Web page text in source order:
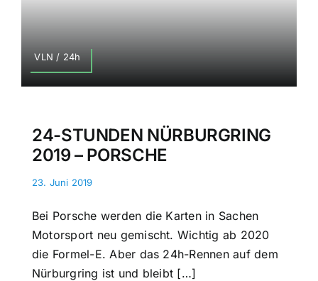
VLN / 24h
24-STUNDEN NÜRBURGRING
2019 – PORSCHE
23. Juni 2019
Bei Porsche werden die Karten in Sachen
Motorsport neu gemischt. Wichtig ab 2020
die Formel-E. Aber das 24h-Rennen auf dem
Nürburgring ist und bleibt […]